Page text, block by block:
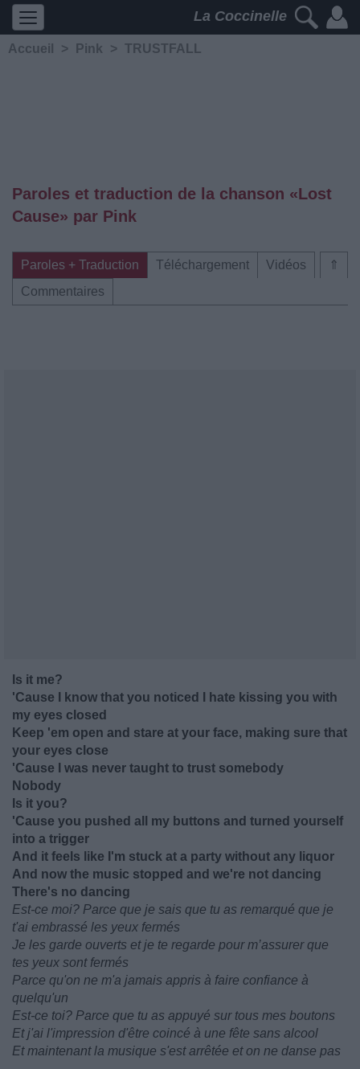
La Coccinelle
Accueil > Pink > TRUSTFALL
Paroles et traduction de la chanson «Lost
Cause» par Pink
⇑
Paroles + Traduction Téléchargement
Vidéos
Commentaires
Is it me?
'Cause I know that you noticed I hate kissing you with
my eyes closed
Keep 'em open and stare at your face, making sure that
your eyes close
'Cause I was never taught to trust somebody
Nobody
Is it you?
'Cause you pushed all my buttons and turned yourself
into a trigger
And it feels like I'm stuck at a party without any liquor
And now the music stopped and we're not dancing
There's no dancing
Est-ce moi? Parce que je sais que tu as remarqué que je
t'ai embrassé les yeux fermés
Je les garde ouverts et je te regarde pour m’assurer que
tes yeux sont fermés
Parce qu'on ne m'a jamais appris à faire confiance à
quelqu'un
Est-ce toi? Parce que tu as appuyé sur tous mes boutons
Et j'ai l'impression d'être coincé à une fête sans alcool
Et maintenant la musique s'est arrêtée et on ne danse pas